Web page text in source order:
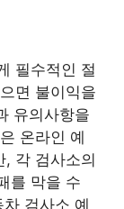
필수적인 절
면 불이익을
유의사항을
온라인 예
각 검사소의
를 막을 수
검사소 예